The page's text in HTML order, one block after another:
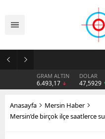
GRAM ALTIN
6.493,17
DOLAR
47,5929
Anasayfa
Mersin Haber
Mersin’de birçok ilçe saatlerce